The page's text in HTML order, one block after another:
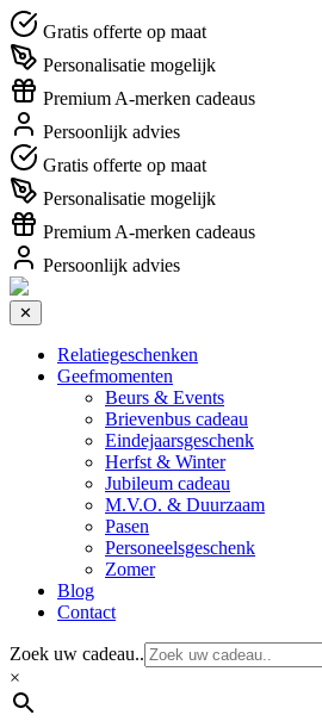
Gratis offerte op maat
Personalisatie mogelijk
Premium A-merken cadeaus
Persoonlijk advies
Gratis offerte op maat
Personalisatie mogelijk
Premium A-merken cadeaus
Persoonlijk advies
✕
Relatiegeschenken
Geefmomenten
Beurs & Events
Brievenbus cadeau
Eindejaarsgeschenk
Herfst & Winter
Jubileum cadeau
M.V.O. & Duurzaam
Pasen
Personeelsgeschenk
Zomer
Blog
Contact
Zoek uw cadeau..
×